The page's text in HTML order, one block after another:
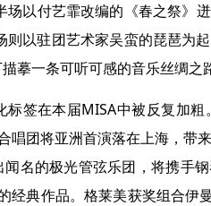
场以付艺霏改编的《春之祭
则以驻团艺术家吴蛮的琵琶为
摹一条可听可感的音乐丝绸之
签在本届MISA中被反复加粗
团将亚洲首演落在上海，带
闻名的极光管弦乐团，将携手
经典作品。格莱美获奖组合伊